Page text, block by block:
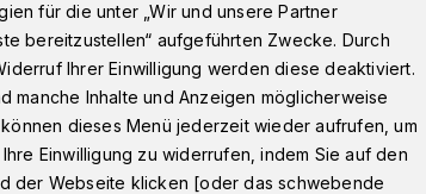
an
für die unter „Wir und unsere Partner
bereitzustellen“ aufgeführten Zwecke. Durch
Ihrer Einwilligung werden diese deaktiviert.
manche Inhalte und Anzeigen möglicherweise
dieses Menü jederzeit wieder aufrufen, um
Einwilligung zu widerrufen, indem Sie auf den
der Webseite klicken [oder das schwebende